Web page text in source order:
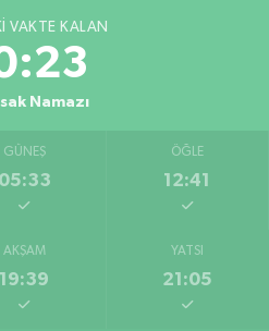
VAKTE KALAN
Namazı
GÜNEŞ
05:33
ÖĞLE
12:41
AKŞAM
19:39
YATSI
21:05